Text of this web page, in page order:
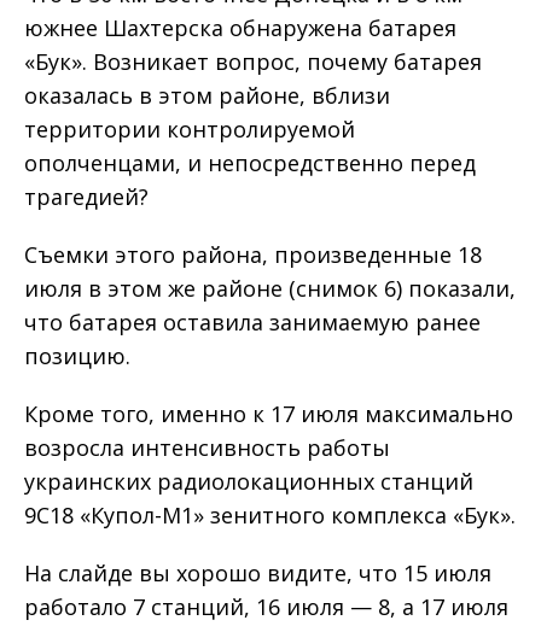
южнее Шахтерска обнаружена батарея
«Бук». Возникает вопрос, почему батарея
оказалась в этом районе, вблизи
территории контролируемой
ополченцами, и непосредственно перед
трагедией?
Съемки этого района, произведенные 18
июля в этом же районе (снимок 6) показали,
что батарея оставила занимаемую ранее
позицию.
Кроме того, именно к 17 июля максимально
возросла интенсивность работы
украинских радиолокационных станций
9С18 «Купол-М1» зенитного комплекса «Бук».
На слайде вы хорошо видите, что 15 июля
работало 7 станций, 16 июля — 8, а 17 июля